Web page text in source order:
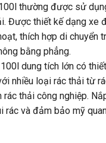
thường được sử
Được thiết kế dạng xe
thích hợp di chuyển
bằng phẳng.
dung tích lớn có
nhiều loại rác thải từ
rác thải công nghiệp.
rác và đảm bảo mỹ